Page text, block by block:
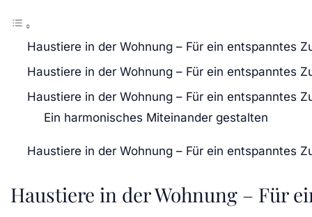
Haustiere in der Wohnung – Für ein entspanntes
Haustiere in der Wohnung – Für ein entspanntes
Haustiere in der Wohnung – Für ein entspanntes
Ein harmonisches Miteinander gestalten
Haustiere in der Wohnung – Für ein entspanntes
Haustiere in der Wohnung – Für